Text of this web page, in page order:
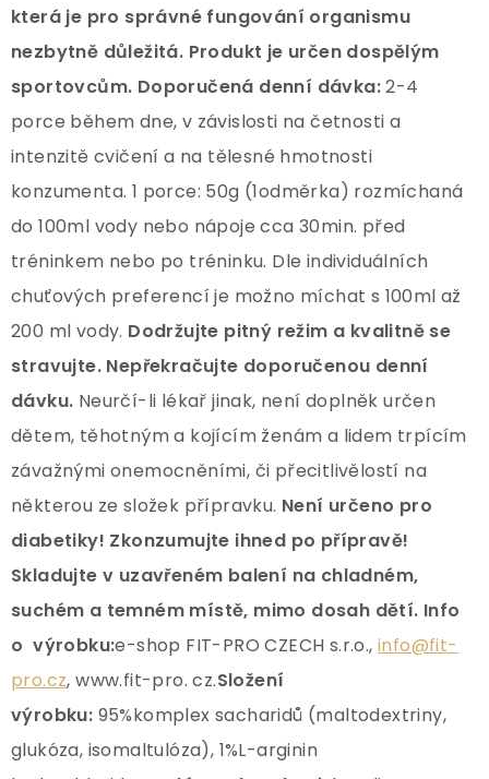
která je pro správné fungování organismu
nezbytně důležitá. Produkt je určen dospělým
sportovcům. Doporučená denní dávka:2-4
porce během dne, v závislosti na četnosti a
intenzitě cvičení a na tělesné hmotnosti
konzumenta. 1 porce: 50g (1odměrka) rozmíchaná
do 100ml vody nebo nápoje cca 30min. před
tréninkem nebo po tréninku. Dle individuálních
chuťových preferencí je možno míchat s 100ml až
200 ml vody. Dodržujte pitný režim a kvalitně se
stravujte. Nepřekračujte doporučenou denní
dávku. Neurčí-li lékař jinak, není doplněk určen
dětem, těhotným a kojícím ženám a lidem trpícím
závažnými onemocněními, či přecitlivělostí na
některou ze složek přípravku. Není určeno pro
diabetiky! Zkonzumujte ihned po přípravě!
Skladujte v uzavřeném balení na chladném,
suchém a temném místě, mimo dosah dětí. Info
o výrobku:e-shop FIT-PRO CZECH s.r.o.,info@fit-
pro.cz, www.fit-pro. cz.Složení
výrobku: 95%komplex sacharidů (maltodextriny,
glukóza, isomaltulóza), 1%L-arginin